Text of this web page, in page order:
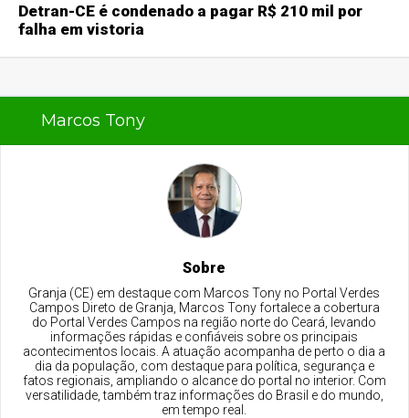
Detran-CE é condenado a pagar R$ 210 mil por
falha em vistoria
Marcos Tony
Sobre
Granja (CE) em destaque com Marcos Tony no Portal Verdes
Campos Direto de Granja, Marcos Tony fortalece a cobertura
do Portal Verdes Campos na região norte do Ceará, levando
informações rápidas e confiáveis sobre os principais
acontecimentos locais. A atuação acompanha de perto o dia a
dia da população, com destaque para política, segurança e
fatos regionais, ampliando o alcance do portal no interior. Com
versatilidade, também traz informações do Brasil e do mundo,
em tempo real.